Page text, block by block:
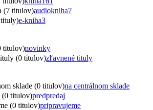
(7 titulov)audiokniha7
e-kniha3
titulov)novinky
(0 titulov)zľavnené tituly
sklade (0 titulov)na centrálnom sklade
(0 titulov)predpredaj
(0 titulov)pripravujeme